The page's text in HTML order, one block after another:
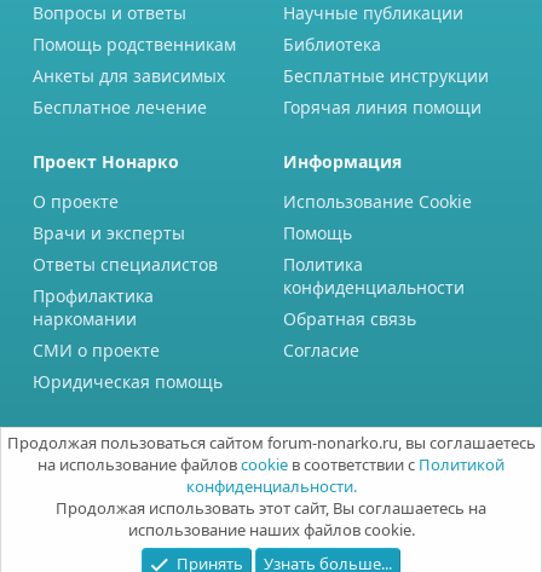
Вопросы и ответы
Помощь родственникам
Анкеты для зависимых
Бесплатное лечение
Научные публикации
Библиотека
Бесплатные инструкции
Горячая линия помощи
Проект Нонарко
О проекте
Врачи и эксперты
Ответы специалистов
Профилактика
наркомании
СМИ о проекте
Юридическая помощь
Информация
Использование Cookie
Помощь
Политика
конфиденциальности
Обратная связь
Согласие
Продолжая пользоваться сайтом forum-nonarko.ru, вы соглашаетесь
на использование файловcookie в соответствии с Политикой
конфиденциальности.
Продолжая использовать этот сайт, Вы соглашаетесь на
использование наших файлов cookie.
Принять
Узнать больше...